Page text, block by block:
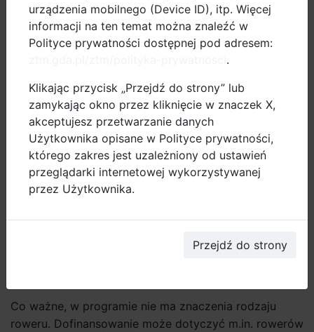
Dopłata zostanie wypłacona przelewem po
pozytywnej weryfikacji dokumentów.
Jakie rowery kwalifikują się
do programu?
Dopłatą objęte są fabrycznie nowe rowery
wyposażone w pomocniczy napęd elektryczny
spełniający wymagania określone w ustawie Prawo o
ruchu drogowym.
uruchamiany naciskiem na pedały napęd
zmniejsza się i zanika po przekroczeniu prędkości 25
Co ważne, w programie nie ma znaczenia rodzaju
roweru. Dofinansowanie może dotyczyć m.in. rowerów
urządzenia mobilnego (Device ID), itp. Więcej
informacji na ten temat można znaleźć w
Polityce prywatności dostępnej pod adresem:
.
Klikając przycisk „Przejdź do strony” lub
zamykając okno przez kliknięcie w znaczek X,
akceptujesz przetwarzanie danych
Użytkownika opisane w Polityce prywatności,
którego zakres jest uzależniony od ustawień
przeglądarki internetowej wykorzystywanej
przez Użytkownika.
Przejdź do strony